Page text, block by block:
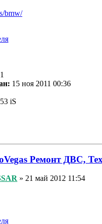
bmw/
15 ноя 2011 00:36
iS
Ремонт ДВС,
» 21 май 2012 11:54